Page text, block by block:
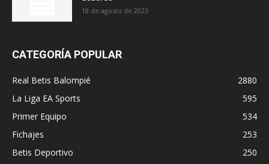
18 de agosto de 2023
CATEGORÍA POPULAR
Real Betis Balompié
2880
La Liga EA Sports
595
Primer Equipo
534
Fichajes
253
Betis Deportivo
250